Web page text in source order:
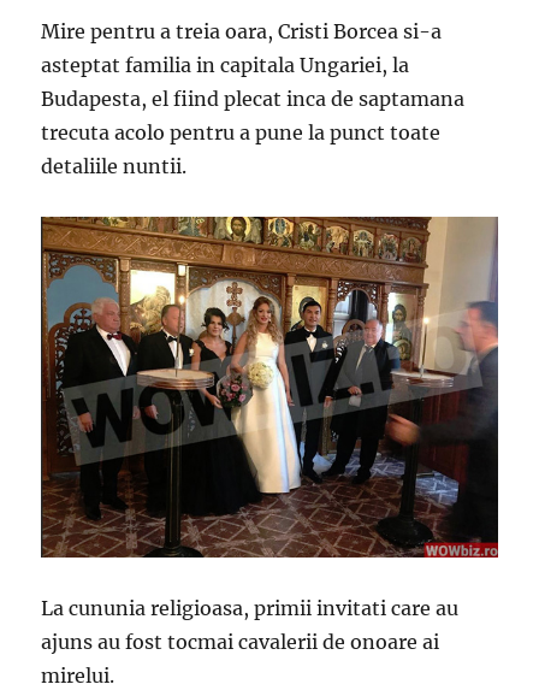
Mire pentru a treia oara, Cristi Borcea si-a
asteptat familia in capitala Ungariei, la
Budapesta, el fiind plecat inca de saptamana
trecuta acolo pentru a pune la punct toate
detaliile nuntii.
La cununia religioasa, primii invitati care au
ajuns au fost tocmai cavalerii de onoare ai
mirelui.